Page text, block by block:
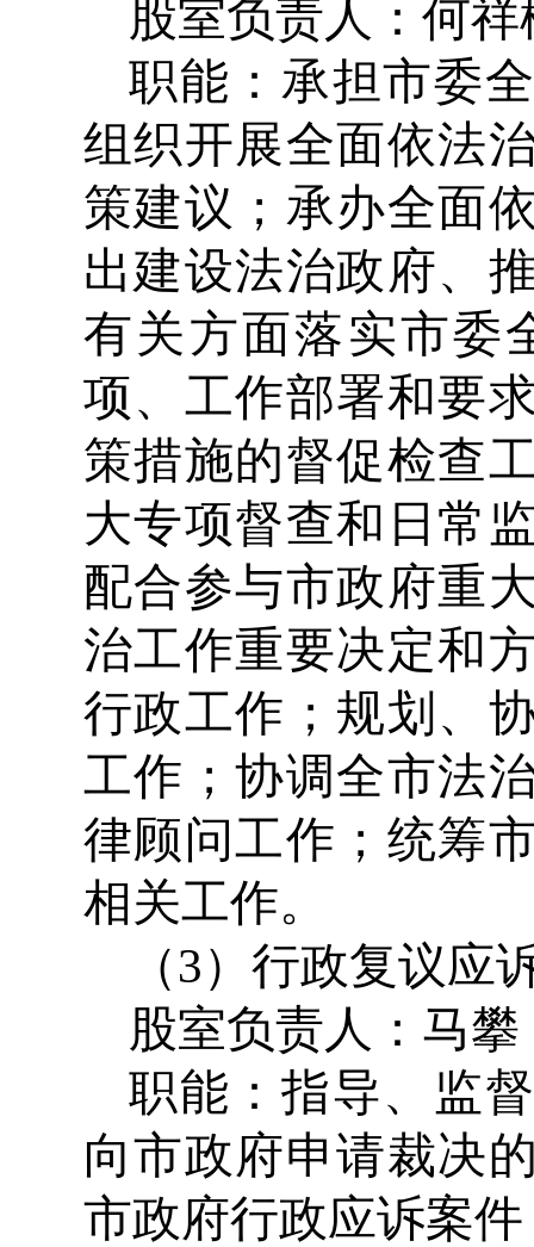
股室负责人：何
职能：承担市委
组织开展全面依法
策建议；承办全面
出建设法治政府、
有关方面落实市委
项、工作部署和要
策措施的督促检查
大专项督查和日常
配合参与市政府重
治工作重要决定和
行政工作；规划、
工作；协调全市法
律顾问工作；统筹
相关工作。
（3）行政复议应
股室负责人：马
职能：指导、监
向市政府申请裁决
市政府行政应诉案